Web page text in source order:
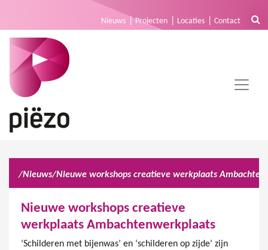
Nieuws Projecten Locaties Contact
/Nieuws/
Nieuwe workshops creatieve
werkplaats Ambachtenwerkplaats
‘Schilderen met bijenwas’ en ‘schilderen op zijde’ zijn